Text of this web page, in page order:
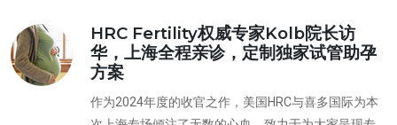
HRC Fertility权威专家Kolb院长访
华，上海全程亲诊，定制独家试管助孕
方案
作为2024年度的收官之作，美国HRC与喜多国际为本